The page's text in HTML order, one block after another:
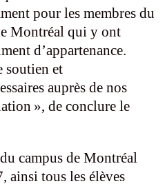
pour les membres du
Montréal qui y ont
d’appartenance.
soutien et
auprès de nos
», de conclure le
campus de Montréal
ainsi tous les élèves